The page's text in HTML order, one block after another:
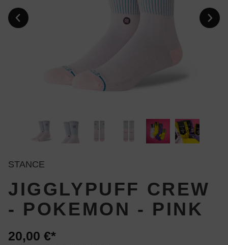
STANCE
JIGGLYPUFF CREW
- POKEMON - PINK
20,00 €*